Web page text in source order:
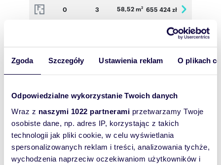
Zgoda Szczegóły Ustawienia reklam O plikach
Odpowiedzialne wykorzystanie Twoich danych
Wraz z naszymi 1022 partnerami przetwarzamy Twoje
osobiste dane, np. adres IP, korzystając z takich
technologii jak pliki cookie, w celu wyświetlania
spersonalizowanych reklam i treści, analizowania tychże,
wychodzenia naprzeciw oczekiwaniom użytkowników i
0 3 58,52 m2 655 424 zł
643 720 zł
1 3 58,52 m2 649 572 zł
2 3 72,64 m 2 780 880 zł
0 3 58,52 m 655 424 zł